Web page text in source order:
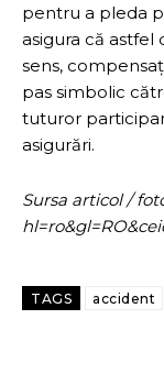
pentru a pleda
asigura că astfel
sens,
pas simbolic
tuturor
asigurări.
Sursa articol /
TAGS accident